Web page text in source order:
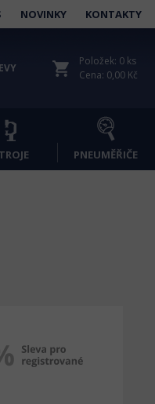
NOVINKY KONTAKTY
shopping_cart
Položek: 0 ks
Cena: 0,00 Kč
PNEUMĚŘIČE